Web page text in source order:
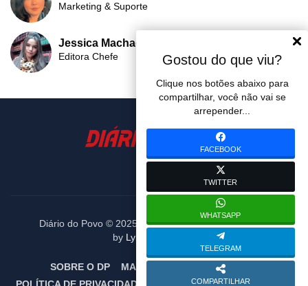
Marketing & Suporte
Jessica Machado
Editora Chefe
Diário do Povo © 2025. Todos os diretos reservados.
by Lybni Soluctions
SOBRE O DP MARCÃO DO POVO
EQUIPE
Gostou do que viu?
Clique nos botões abaixo para
compartilhar, você não vai se
arrepender...
FACEBOOK
TWITTER
WHATSAPP
TELEGRAM
COMPARTILHAR